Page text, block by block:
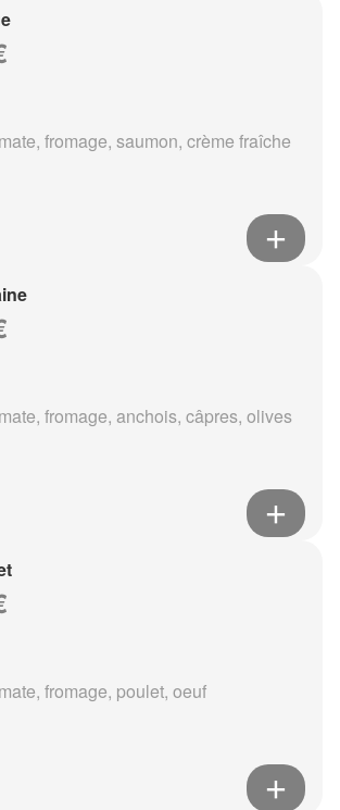
fromage, saumon, crème fraîche
fromage, anchois, câpres, olives
fromage, poulet, oeuf